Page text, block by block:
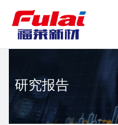
研究报告